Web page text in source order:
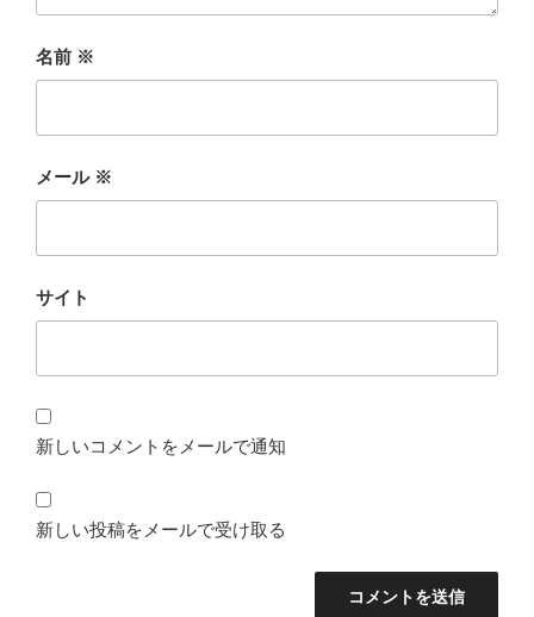
名前 ※
メール ※
サイト
新しいコメントをメールで通知
新しい投稿をメールで受け取る